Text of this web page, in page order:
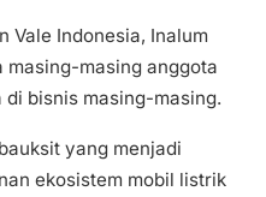
Vale Indonesia, Inalum
masing-masing anggota
bisnis masing-masing.
yang menjadi
ekosistem mobil listrik